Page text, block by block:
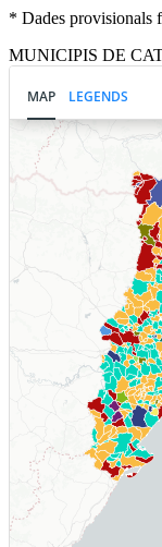
* Dades provisionals
MUNICIPIS DE